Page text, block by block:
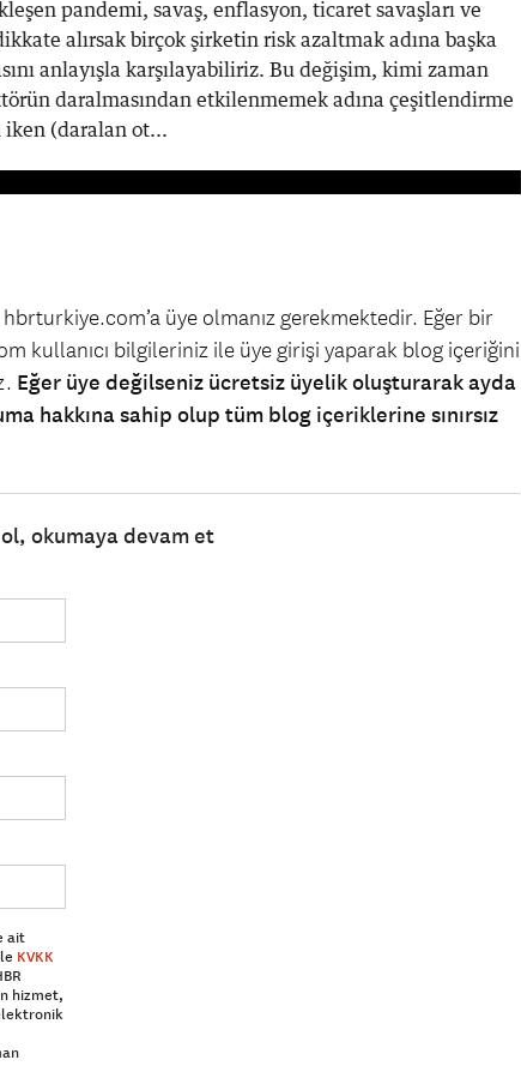
pandemi, savaş, enflasyon, ticaret savaşları ve
alırsak birçok şirketin risk azaltmak adına başka
anlayışla karşılayabiliriz. Bu değişim, kimi zaman
daralmasından etkilenmemek adına çeşitlendirme
iken (daralan ot...
üye olmanız gerekmektedir. Eğer bir
kullanıcı bilgileriniz ile üye girişi yaparak blog içeriğini
Eğer üye değilseniz ücretsiz üyelik oluşturarak ayda
hakkına sahip olup tüm blog içeriklerine sınırsız
okumaya devam et
ait
KVKK
hizmet,